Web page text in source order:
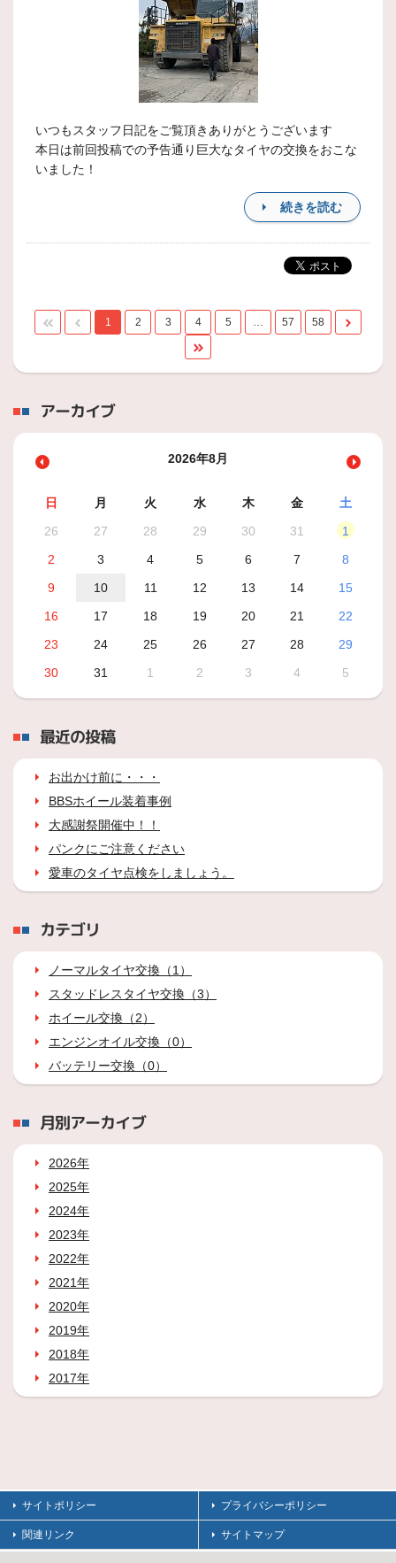
いつもスタッフ日記をご覧頂きありがとうございます
本日は前回投稿での予告通り巨大なタイヤの交換をおこな
いました！
続きを読む
1 2 3 4 5 … 57 58
アーカイブ
2026年8月
日 月 火 水 木 金
土
26
27 28 29 30 31
1
2
3 4 5 6 7
8
9
10 11 12 13 14
15
16
17 18 19 20 21
22
23
24 25 26 27 28
29
30
31 1 2 3 4 5
最近の投稿
お出かけ前に・・・
BBSホイール装着事例
大感謝祭開催中！！
パンクにご注意ください
愛車のタイヤ点検をしましょう。
カテゴリ
ノーマルタイヤ交換（1）
スタッドレスタイヤ交換（3）
ホイール交換（2）
エンジンオイル交換（0）
バッテリー交換（0）
月別アーカイブ
2026年
2025年
2024年
2023年
2022年
2021年
2020年
2019年
2018年
2017年
サイトポリシー プライバシーポリシー
関連リンク サイトマップ